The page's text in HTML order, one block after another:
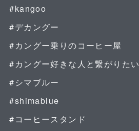
#kangoo
#デカングー
#カングー乗りのコーヒー屋
#カングー好きな人と繋がりたい
#シマブルー
#shimablue
#コーヒースタンド